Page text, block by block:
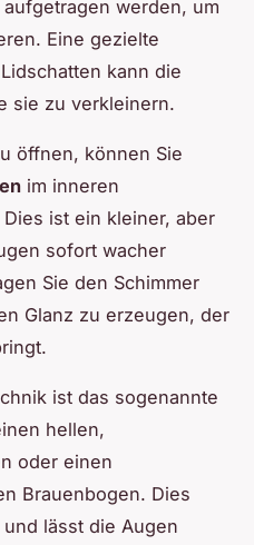
werden, um
Eine gezielte
kann die
sie zu verkleinern.
öffnen, können Sie
im inneren
ist ein kleiner, aber
sofort wacher
Sie den Schimmer
Glanz zu erzeugen, der
ist das sogenannte
hellen,
oder einen
Brauenbogen. Dies
lässt die Augen